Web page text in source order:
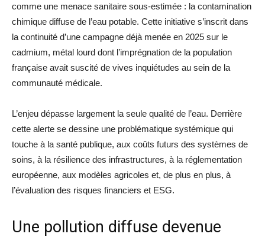
comme une menace sanitaire sous-estimée : la contamination
chimique diffuse de l’eau potable. Cette initiative s’inscrit dans
la continuité d’une campagne déjà menée en 2025 sur le
cadmium, métal lourd dont l’imprégnation de la population
française avait suscité de vives inquiétudes au sein de la
communauté médicale.
L’enjeu dépasse largement la seule qualité de l’eau. Derrière
cette alerte se dessine une problématique systémique qui
touche à la santé publique, aux coûts futurs des systèmes de
soins, à la résilience des infrastructures, à la réglementation
européenne, aux modèles agricoles et, de plus en plus, à
l’évaluation des risques financiers et ESG.
Une pollution diffuse devenue